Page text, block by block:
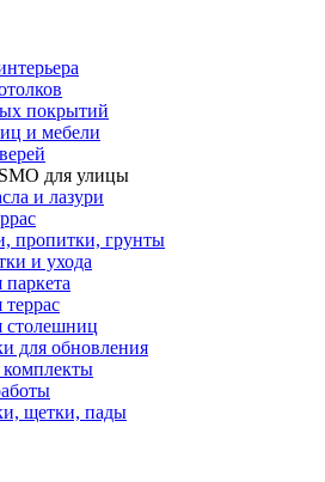
покрытий
и мебели
для улицы
и лазури
пропитки, грунты
и ухода
паркета
террас
столешниц
для обновления
щетки, пады